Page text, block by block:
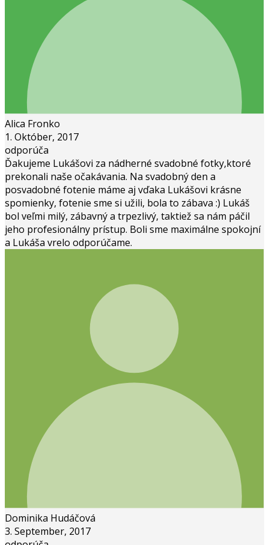
Alica Fronko
1. Október, 2017
odporúča
Ďakujeme Lukášovi za nádherné svadobné fotky,ktoré
prekonali naše očakávania. Na svadobný den a
posvadobné fotenie máme aj vďaka Lukášovi krásne
spomienky, fotenie sme si užili, bola to zábava :) Lukáš
bol veľmi milý, zábavný a trpezlivý, taktiež sa nám páčil
jeho profesionálny prístup. Boli sme maximálne spokojní
a Lukáša vrelo odporúčame.
Dominika Hudáčová
3. September, 2017